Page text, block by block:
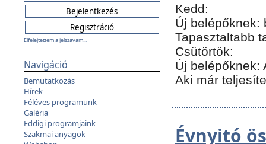
Elfelejtettem a jelszavam...
Navigáció
Bemutatkozás
Hírek
Féléves programunk
Galéria
Eddigi programjaink
Szakmai anyagok
Kedd:
Új belépőknek:
Tapasztaltabb
Csütörtök:
Új belépőknek:
Aki már
Évnyitó